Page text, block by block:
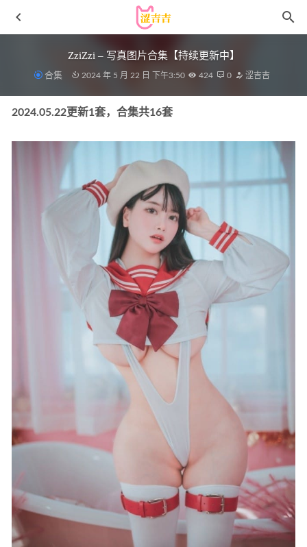
ZziZzi – 写真图片合集【持续更新中】
合集 2024 年 5 月 22 日 下午3:50 424 0 涩吉吉
2024.05.22更新1套，合集共16套
[Xiuren秀人网]2023.06.21 NO.6962 模特合集[81+1P／
2023-12-02
[爱尤物]2023 NO.2525 尤果合集 流年成诗[35P／78.2MB]
[Xiuren秀人网] 2025.03.10 NO.9990 艺艺yiyi [58P 622.55
2025-09-14
[Xiuren秀人网]2024.12.06 NO.9563 唐翩翩[86+1P/829MB]
仙女月 – 写真图片合集【持续更新中】
2026-01-02